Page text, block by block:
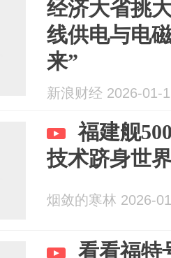
经济大省挑
线供电与电
来”
新浪财经 2026-01-
福建舰
技术跻身世
烟敛的寒林 2026-
看看福特